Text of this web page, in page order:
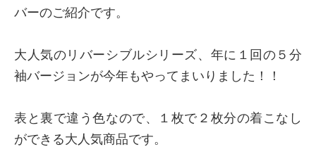
バーのご紹介です。
大人気のリバーシブルシリーズ、年に１回の５分
袖バージョンが今年もやってまいりました！！
表と裏で違う色なので、１枚で２枚分の着こなし
ができる大人気商品です。